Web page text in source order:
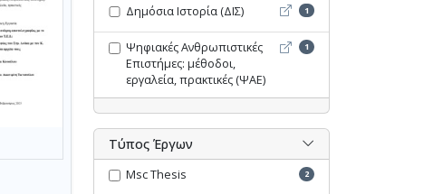
Δημόσια Ιστορία (ΔΙΣ) Δημόσια Ιστορία (ΔΙΣ) -
1
Ψηφιακές Ανθρωπιστικές
Επιστήμες: μέθοδοι,
εργαλεία, πρακτικές (ΨΑΕ)
Ψηφιακές Ανθρωπιστικές
1
Τύπος Έργων
Msc Thesis 2